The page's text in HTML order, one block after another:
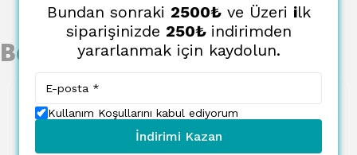
Benzer Ürünler
Bundan sonraki 2500₺ve Üzeri ilk
siparişinizde 250₺ indirimden
yararlanmak için kaydolun.
Kullanım Koşullarını kabul ediyorum
İndirimi Kazan